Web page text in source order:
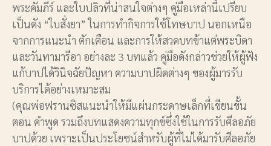
พระคัมภีร์ และใบปลิวที่น่าสนใจต่างๆ คู่มือเหล่านี้เปรียบ
เป็นดัง “ใบสั่งยา” ในการทำกิจการใช้โทษบาป นอกเหนือ
จากการแนะนำ ตักเตือน และการให้สวดบทข้าแต่พระบิดา
และวันทามารีอา อย่างละ 3 บทแล้ว คู่มือดังกล่าวช่วยให้ผู้ฟัง
แก้บาปได้วินิจฉัยปัญหา ความบาปผิดต่างๆ ของผู้มารรับ
บริการได้อย่างเหมาะสม
(คุณพ่อฟรานซิสแนะนำให้มีแผ่นกระดาษเล็กที่เขียนขั้น
ตอน คำพูด รวมถึงบทแสดงความทุกข์ซึ่งใช้ในการรับศีลอภัย
บาปด้วย เพราะเป็นประโยชน์สำหรับผู้ที่ไม่ได้มารับศีลอภัย